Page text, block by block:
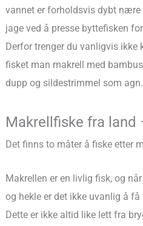
vannet er forholdsvis dybt nære
jage ved å presse byttefisken
Derfor trenger du vanligvis ikke
fisket man makrell med
dupp og sildestrimmel som
Makrellfiske fra land
Det finns to måter å fiske etter
Makrellen er en livlig fisk, og
og hekle er det ikke uvanlig å
Dette er ikke altid like lett fra